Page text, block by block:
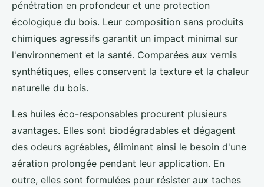
pénétration en profondeur et une protection
écologique du bois. Leur composition sans produits
chimiques agressifs garantit un impact minimal sur
l'environnement et la santé. Comparées aux vernis
synthétiques, elles conservent la texture et la chaleur
naturelle du bois.
Les huiles éco-responsables procurent plusieurs
avantages. Elles sont biodégradables et dégagent
des odeurs agréables, éliminant ainsi le besoin d'une
aération prolongée pendant leur application. En
outre, elles sont formulées pour résister aux taches